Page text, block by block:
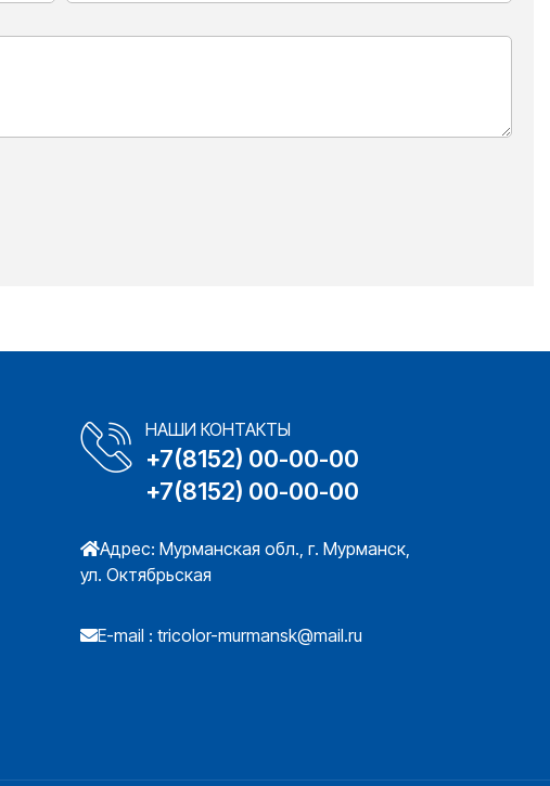
НАШИ КОНТАКТЫ
+7(8152) 00-00-00
+7(8152) 00-00-00
Адрес: Мурманская обл., г. Мурманск,
ул. Октябрьская
E-mail : tricolor-murmansk@mail.ru